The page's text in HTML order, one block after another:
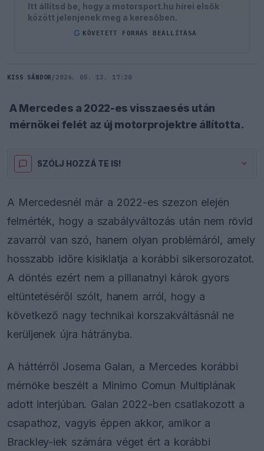
Itt állítsd be, hogy a motorsport.hu hírei elsők
között jelenjenek meg a keresőben.
G KÖVETETT FORRÁS BEÁLLÍTÁSA
KISS SÁNDOR / 2026. 05. 13. 17:20
A Mercedes a 2022-es visszaesés után
mérnökei felét az új motorprojektre állította.
SZÓLJ HOZZÁ TE IS!
A Mercedesnél már a 2022-es szezon elején
felmérték, hogy a szabályváltozás után nem rövid
zavarról van szó, hanem olyan problémáról, amely
hosszabb időre kisiklatja a korábbi sikersorozatot.
A döntés ezért nem a pillanatnyi károk gyors
eltüntetéséről szólt, hanem arról, hogy a
következő nagy technikai korszakváltásnál ne
kerüljenek újra hátrányba.
A háttérről Josema Galan, a Mercedes korábbi
mérnöke beszélt a Minimo Comun Multiplának
adott interjúban. Galan 2022-ben csatlakozott a
csapathoz, vagyis éppen akkor, amikor a
Brackley-iek számára véget ért a korábbi